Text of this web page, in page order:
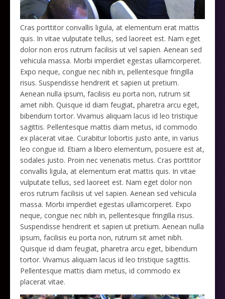
Cras porttitor convallis ligula, at elementum erat mattis
quis. In vitae vulputate tellus, sed laoreet est. Nam eget
dolor non eros rutrum facilisis ut vel sapien. Aenean sed
vehicula massa. Morbi imperdiet egestas ullamcorperet.
Expo neque, congue nec nibh in, pellentesque fringilla
risus. Suspendisse hendrerit et sapien ut pretium.
Aenean nulla ipsum, facilisis eu porta non, rutrum sit
amet nibh. Quisque id diam feugiat, pharetra arcu eget,
bibendum tortor. Vivamus aliquam lacus id leo tristique
sagittis. Pellentesque mattis diam metus, id commodo
ex placerat vitae. Curabitur lobortis justo ante, in varius
leo congue id. Etiam a libero elementum, posuere est at,
sodales justo. Proin nec venenatis metus. Cras porttitor
convallis ligula, at elementum erat mattis quis. In vitae
vulputate tellus, sed laoreet est. Nam eget dolor non
eros rutrum facilisis ut vel sapien. Aenean sed vehicula
massa. Morbi imperdiet egestas ullamcorperet. Expo
neque, congue nec nibh in, pellentesque fringilla risus.
Suspendisse hendrerit et sapien ut pretium. Aenean nulla
ipsum, facilisis eu porta non, rutrum sit amet nibh.
Quisque id diam feugiat, pharetra arcu eget, bibendum
tortor. Vivamus aliquam lacus id leo tristique sagittis.
Pellentesque mattis diam metus, id commodo ex
placerat vitae.